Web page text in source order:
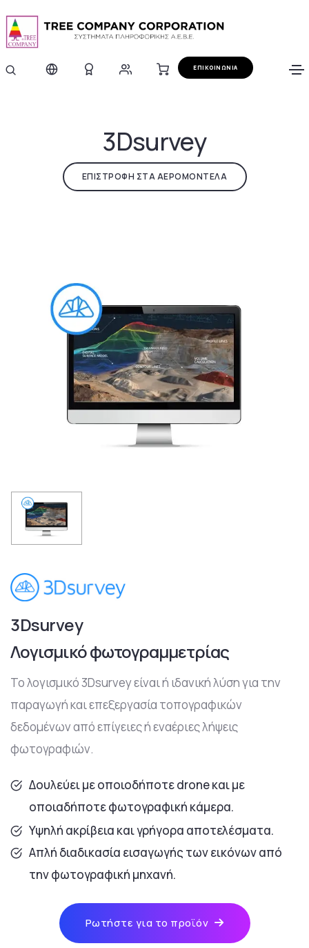
ΕΠΙΚΟΙΝΩΝΙΑ
3Dsurvey
ΕΠΙΣΤΡΟΦΗ ΣΤΑ ΑΕΡΟΜΟΝΤΕΛΑ
3Dsurvey
Λογισμικό φωτογραμμετρίας
Το λογισμικό 3Dsurvey είναι ή ιδανική λύση για την
παραγωγή και επεξεργασία τοπογραφικών
δεδομένων από επίγειες ή εναέριες λήψεις
φωτογραφιών.
Δουλεύει με οποιοδήποτε drone και με
οποιαδήποτε φωτογραφική κάμερα.
Υψηλή ακρίβεια και γρήγορα αποτελέσματα.
Απλή διαδικασία εισαγωγής των εικόνων από
την φωτογραφική μηχανή.
Ρωτήστε για το προϊόν